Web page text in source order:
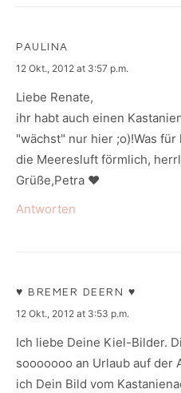
PAULINA
says:
12 Okt., 2012 at 3:57 p.m.
Liebe Renate,
ihr habt auch einen
"wächst" nur hier ;o)!Was
die Meeresluft förmlich,
Grüße,Petra ♥
Antworten
♥ BREMER DEERN ♥
says:
12 Okt., 2012 at 3:53 p.m.
Ich liebe Deine Kiel-Bilder.
sooooooo an Urlaub auf der
ich Dein Bild vom